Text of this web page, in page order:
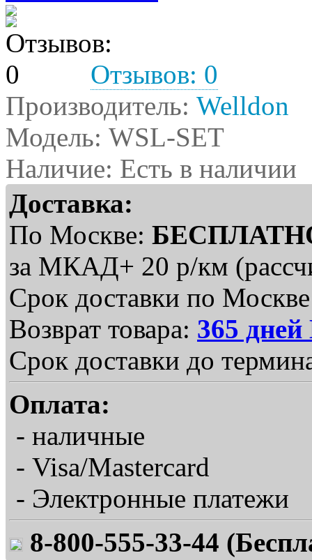
Отзывов: 0
Производитель: Welldon
Модель: WSL-SET
Наличие: Есть в наличии
Доставка:
По Москве:
за МКАД+ 20 р/км
Срок доставки по
Возврат товара: 365
Срок доставки до
Оплата:
- наличные
- Visa/Mastercard
- Электронные платежи
8-800-555-33-44